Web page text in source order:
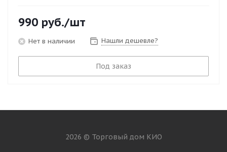
990 руб./шт
Нет в наличии Нашли дешевле?
Под заказ
2026 © Торговый дом КИО